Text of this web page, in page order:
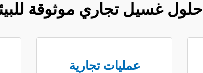
حلول غسيل تجاري موثوقة
عمليات تجارية